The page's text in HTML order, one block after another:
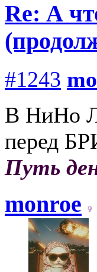
Re: А
#1243
В НиНо
перед
Путь
monroe